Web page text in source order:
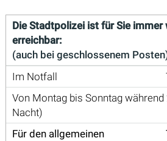
Die Stadtpolizei ist für Sie
erreichbar:
(auch bei geschlossenem
Im Notfall
Von Montag bis Sonntag während
Nacht)
Für den allgemeinen